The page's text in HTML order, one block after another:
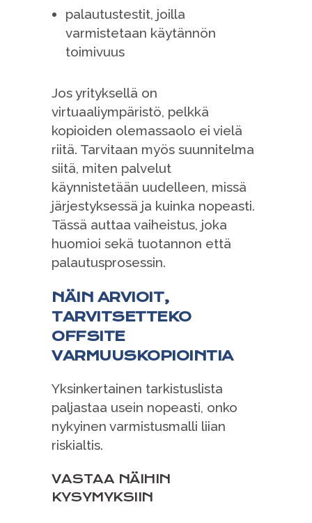
palautustestit, joilla
varmistetaan käytännön
toimivuus
Jos yrityksellä on
virtuaaliympäristö, pelkkä
kopioiden olemassaolo ei vielä
riitä. Tarvitaan myös suunnitelma
siitä, miten palvelut
käynnistetään uudelleen, missä
järjestyksessä ja kuinka nopeasti.
Tässä auttaa vaiheistus, joka
huomioi sekä tuotannon että
palautusprosessin.
NÄIN ARVIOIT,
TARVITSETTEKO
OFFSITE
VARMUUSKOPIOINTIA
Yksinkertainen tarkistuslista
paljastaa usein nopeasti, onko
nykyinen varmistusmalli liian
riskialtis.
VASTAA NÄIHIN
KYSYMYKSIIN